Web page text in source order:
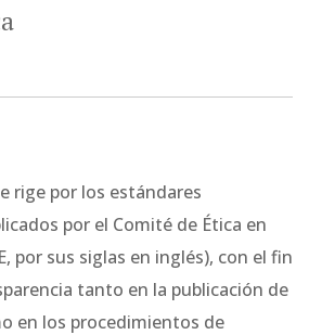
rige por los estándares
por el Comité de Ética en
por sus siglas en inglés), con el fin
tanto en la publicación de
en los procedimientos de